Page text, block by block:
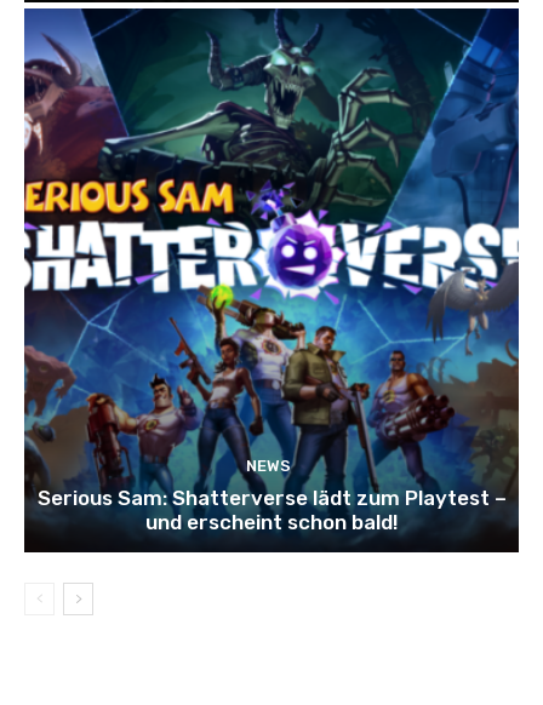
NEWS
Serious Sam: Shatterverse lädt zum Playtest –
und erscheint schon bald!